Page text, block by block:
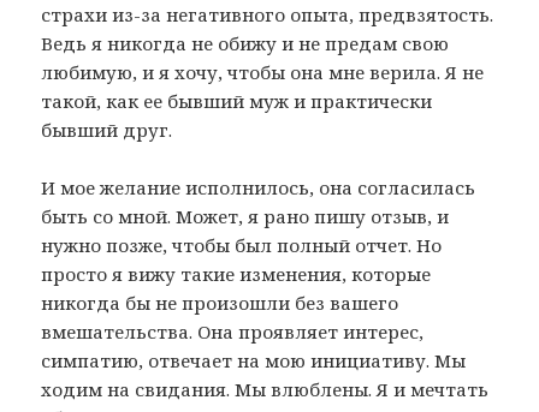
страхи из-за негативного опыта, предвзятость.
Ведь я никогда не обижу и не предам свою
любимую, и я хочу, чтобы она мне верила. Я не
такой, как ее бывший муж и практически
бывший друг.
И мое желание исполнилось, она согласилась
быть со мной. Может, я рано пишу отзыв, и
нужно позже, чтобы был полный отчет. Но
просто я вижу такие изменения, которые
никогда бы не произошли без вашего
вмешательства. Она проявляет интерес,
симпатию, отвечает на мою инициативу. Мы
ходим на свидания. Мы влюблены. Я и мечтать